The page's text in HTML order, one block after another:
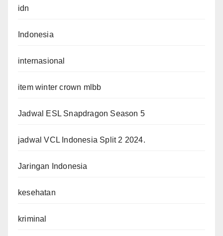
idn
Indonesia
internasional
item winter crown mlbb
Jadwal ESL Snapdragon Season 5
jadwal VCL Indonesia Split 2 2024.
Jaringan Indonesia
kesehatan
kriminal